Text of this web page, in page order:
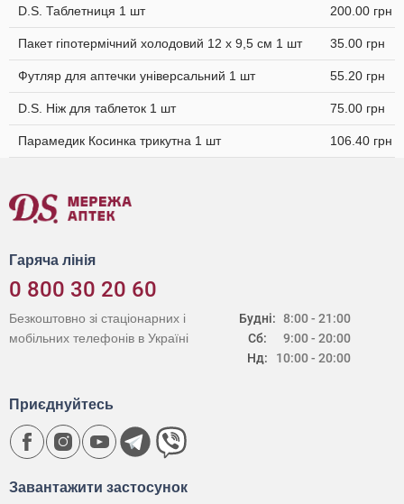
D.S. Таблетниця 1 шт 200.00 грн
Пакет гіпотермічний холодовий 12 x 9,5 см 1 шт 35.00 грн
Футляр для аптечки універсальний 1 шт 55.20 грн
D.S. Ніж для таблеток 1 шт 75.00 грн
Парамедик Косинка трикутна 1 шт 106.40 грн
Гаряча лінія
0 800 30 20 60
Будні:
Сб:
Нд:
8:00 - 21:00
9:00 - 20:00
10:00 - 20:00
Безкоштовно зі стаціонарних і
мобільних телефонів в Україні
Завантажити застосунок
Приєднуйтесь